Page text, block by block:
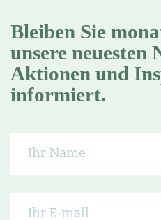
Bleiben Sie
unsere neuesten
Aktionen und
informiert.